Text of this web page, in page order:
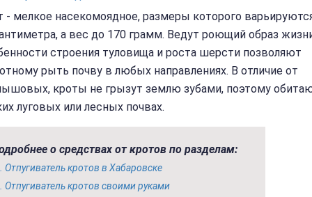
- мелкое насекомоядное, размеры которого
а вес до 170 грамм. Ведут роющий образ
строения туловища и роста шерсти позволяют
рыть почву в любых направлениях. В отличие от
кроты не грызут землю зубами, поэтому
луговых или лесных почвах.
о средствах от кротов по разделам:
Отпугиватель кротов в Хабаровске
Отпугиватель кротов своими руками